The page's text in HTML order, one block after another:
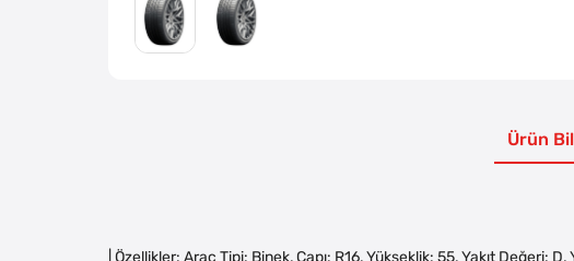
Ürün
| Özellikler: Araç Tipi: Binek, Çapı: R16, Yükseklik: 55, Yakıt Değeri: